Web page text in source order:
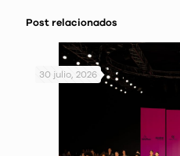
Post relacionados
30 julio, 2026